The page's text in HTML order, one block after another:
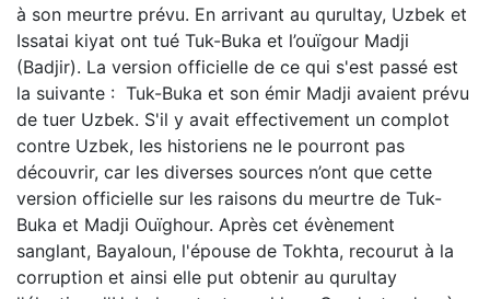
à son meurtre prévu. En arrivant au qurultay, Uzbek et
Issatai kiyat ont tué Tuk-Buka et l’ouïgour Madji
(Badjir). La version officielle de ce qui s'est passé est
la suivante : Tuk-Buka et son émir Madji avaient prévu
de tuer Uzbek. S'il y avait effectivement un complot
contre Uzbek, les historiens ne le pourront pas
découvrir, car les diverses sources n’ont que cette
version officielle sur les raisons du meurtre de Tuk-
Buka et Madji Ouïghour. Après cet évènement
sanglant, Bayaloun, l'épouse de Tokhta, recourut à la
corruption et ainsi elle put obtenir au qurultay